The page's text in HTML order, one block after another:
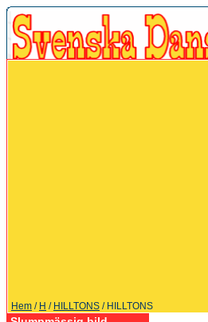
Hem / H / HILLTONS / HILLTONS